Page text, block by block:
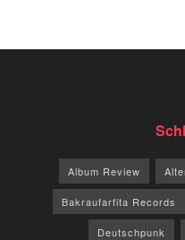
Album Review
Bakraufarfita Records
Deutschpunk